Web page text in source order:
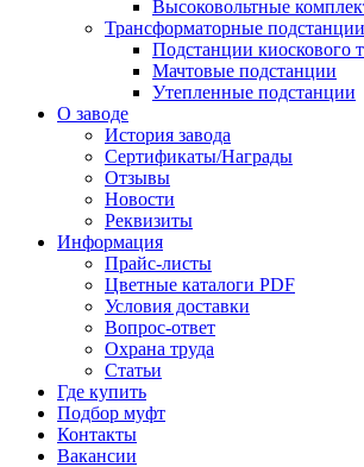
Высоковольтные
Трансформаторные подстанции
Подстанции киоскового
Мачтовые подстанции
Утепленные подстанции
О заводе
История завода
Сертификаты/Награды
Отзывы
Новости
Реквизиты
Информация
Прайс-листы
Цветные каталоги PDF
Условия доставки
Вопрос-ответ
Охрана труда
Статьи
Где купить
Подбор муфт
Контакты
Вакансии